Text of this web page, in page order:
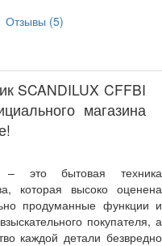
Отзывы (5)
SCANDILUX CFFBI
магазина
– это бытовая техника
которая высоко оценена
продуманные функции и
покупателя, а
каждой детали безвредно